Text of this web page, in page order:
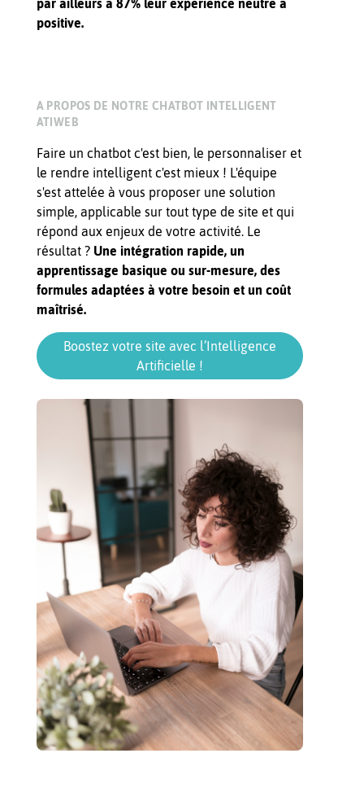
par ailleurs à 87% leur expérience neutre à
positive.
A PROPOS DE NOTRE CHATBOT INTELLIGENT
ATIWEB
Faire un chatbot c'est bien, le personnaliser et
le rendre intelligent c'est mieux ! L'équipe
s'est attelée à vous proposer une solution
simple, applicable sur tout type de site et qui
répond aux enjeux de votre activité. Le
résultat ? Une intégration rapide, un
apprentissage basique ou sur-mesure, des
formules adaptées à votre besoin et un coût
maîtrisé.
Boostez votre site avec l’Intelligence
Artificielle !